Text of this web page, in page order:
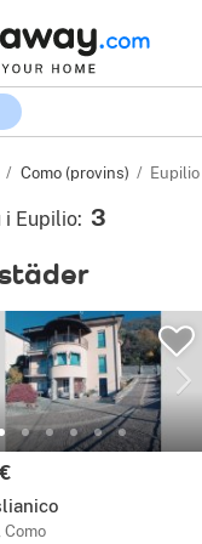
Como (provins) Eupilio
i Eupilio: 3
Como